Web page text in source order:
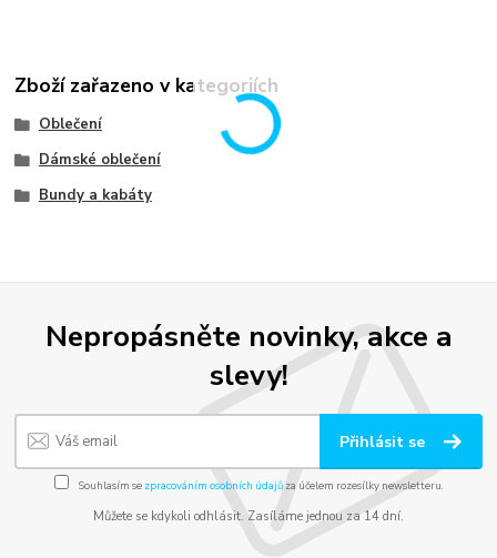
Zboží zařazeno v kategoriích
Oblečení
Dámské oblečení
Bundy a kabáty
Nepropásněte novinky, akce a
slevy!
Přihlásit se
Souhlasím se zpracováním osobních údajůza účelem rozesílky newsletteru.
Můžete se kdykoli odhlásit. Zasíláme jednou za 14 dní.